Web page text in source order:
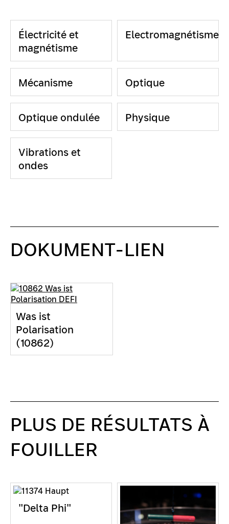
Électricité et
magnétisme
Electromagnétisme
Mécanisme Optique
Optique ondulée Physique
Vibrations et
ondes
DOKUMENT-LIEN
Was ist
Polarisation
(10862)
PLUS DE RÉSULTATS À
FOUILLER
"Delta Phi"